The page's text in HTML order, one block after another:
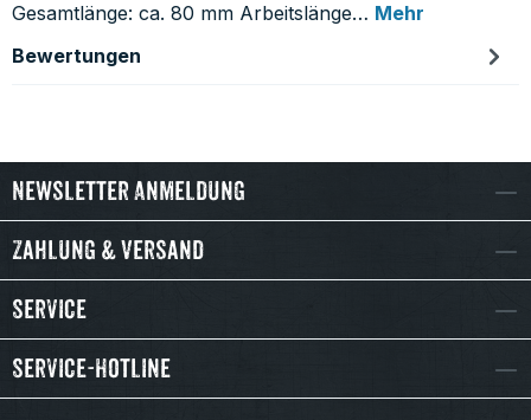
Gesamtlänge: ca. 80 mm Arbeitslänge… Mehr
Bewertungen
Newsletter Anmeldung
Zahlung & Versand
Service
Service-Hotline